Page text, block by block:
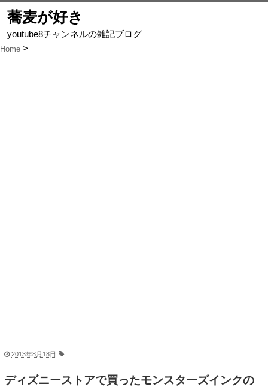
蕎麦が好き
youtube8チャンネルの雑記ブログ
Home
2013年8月18日
ディズニーストアで買ったモンスターズインクの